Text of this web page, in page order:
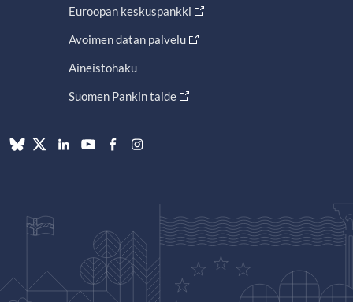
Euroopan keskuspankki
Avoimen datan palvelu
Aineistohaku
Suomen Pankin taide